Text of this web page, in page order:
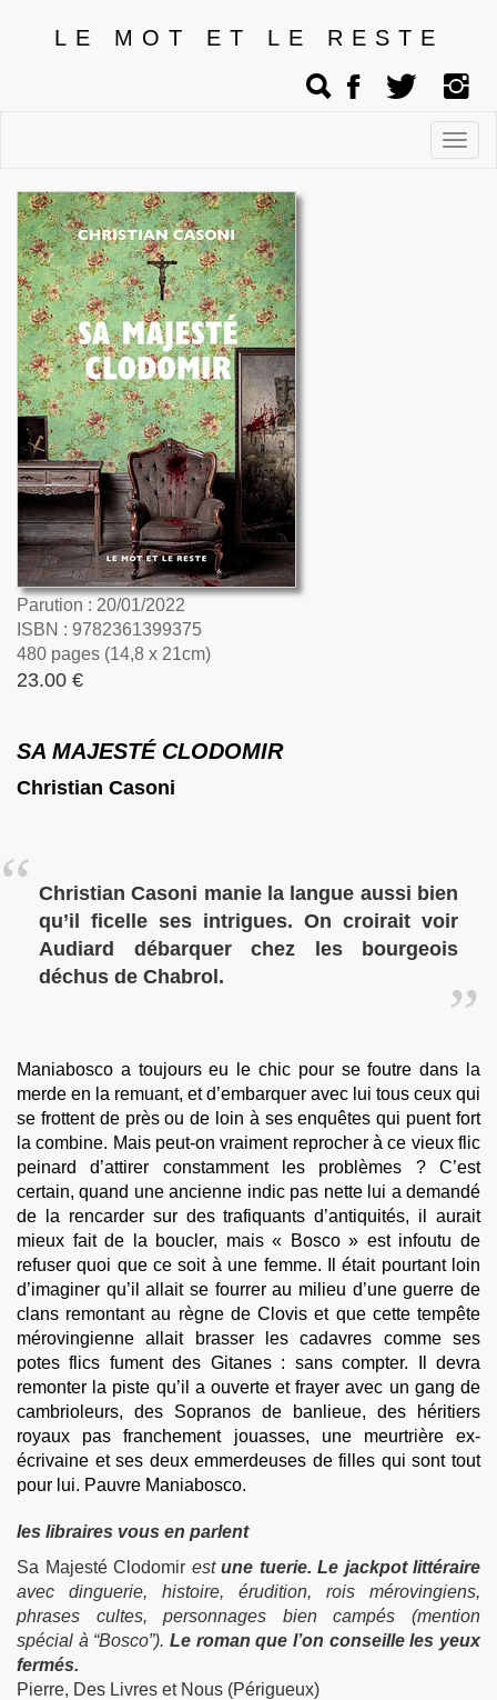
LE MOT ET LE RESTE
Parution : 20/01/2022
ISBN : 9782361399375
480 pages (14,8 x 21cm)
23.00 €
SA MAJESTÉ CLODOMIR
Christian Casoni
Christian Casoni manie la langue aussi bien
qu’il ficelle ses intrigues. On croirait voir
Audiard débarquer chez les bourgeois
déchus de Chabrol.
Maniabosco a toujours eu le chic pour se foutre dans la
merde en la remuant, et d’embarquer avec lui tous ceux qui
se frottent de près ou de loin à ses enquêtes qui puent fort
la combine. Mais peut-on vraiment reprocher à ce vieux flic
peinard d’attirer constamment les problèmes ? C’est
certain, quand une ancienne indic pas nette lui a demandé
de la rencarder sur des trafiquants d’antiquités, il aurait
mieux fait de la boucler, mais « Bosco » est infoutu de
refuser quoi que ce soit à une femme. Il était pourtant loin
d’imaginer qu’il allait se fourrer au milieu d’une guerre de
clans remontant au règne de Clovis et que cette tempête
mérovingienne allait brasser les cadavres comme ses
potes flics fument des Gitanes : sans compter. Il devra
remonter la piste qu’il a ouverte et frayer avec un gang de
cambrioleurs, des Sopranos de banlieue, des héritiers
royaux pas franchement jouasses, une meurtrière ex-
écrivaine et ses deux emmerdeuses de filles qui sont tout
pour lui. Pauvre Maniabosco.
les libraires vous en parlent
Sa Majesté Clodomir est une tuerie. Le jackpot littéraire
avec dinguerie, histoire, érudition, rois mérovingiens,
phrases cultes, personnages bien campés (mention
spécial à “Bosco”). Le roman que l’on conseille les yeux
fermés.
Pierre, Des Livres et Nous (Périgueux)